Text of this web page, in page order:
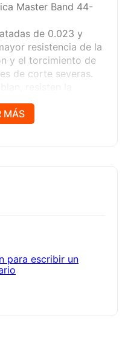
Master Band 44-
de 0.023 y
resistencia de la
y el torcimiento de
de corte severas.
hoja.
para una vida
MÁS
para escribir un